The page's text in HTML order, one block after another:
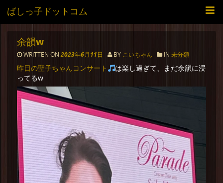
ばしっ子ドットコム
余韻w
WRITTEN ON 2023年6月11日 BY こいちゃん IN 未分類
昨日の聖子ちゃんコンサート
は楽し過ぎて、まだ余韻に浸
ってるw